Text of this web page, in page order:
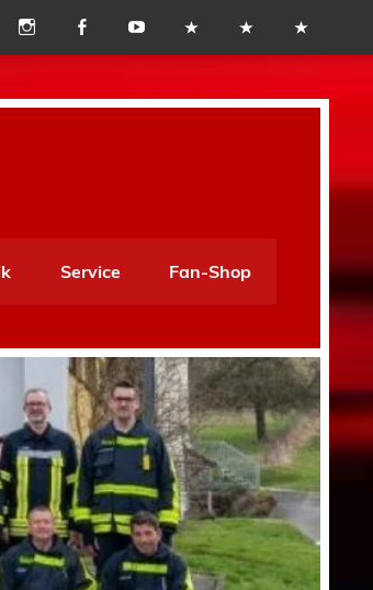
Service Fan-Shop